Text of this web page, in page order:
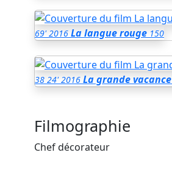
69' 2016 La langue rouge 150
38 24' 2016 La grande vacance
Filmographie
Chef décorateur